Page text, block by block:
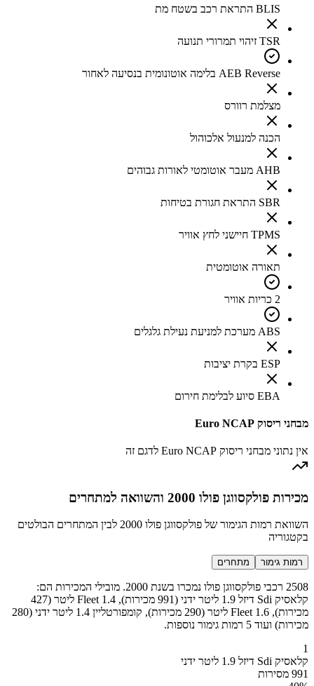
BLIS התראת רכב בשטח מת
TSR זיהוי תמרורי תנועה
AEB Reverse בלימה אוטונומית בנסיעה לאחור
מצלמת רוורס
הכנה למנעול אלכוהול
AHB מעבר אוטומטי לאורות גבוהים
SBR התראת חגורת בטיחות
TPMS חיישני לחץ אוויר
תאורה אוטומטית
2 כריות אוויר
ABS מערכת למניעת נעילת גלגלים
ESP בקרת יציבות
EBA סיוע לבלימת חירום
מבחני ריסוק Euro NCAP
אין נתוני מבחני ריסוק Euro NCAP לדגם זה
מכירות פולקסווגן פולו 2000 והשוואה למתחרים
השוואת רמות הגימור של פולקסווגן פולו 2000 לבין המתחרים הבולטים
בקטגוריה
רמות גימור מתחרים
2508 רכבי פולקסווגן פולו נמכרו בשנת 2000. מובילי המכירות הם:
קלאסיק Sdi דיזל 1.9 ליטר ידני (991 מכירות), Fleet 1.4 ליטר (427
מכירות), Fleet 1.6 ליטר (290 מכירות), קומפורטליין 1.4 ליטר ידני (280
מכירות) ועוד 5 רמות גימור נוספות.
1
קלאסיק Sdi דיזל 1.9 ליטר ידני
991 מסירות